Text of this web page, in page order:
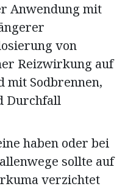
Anwendung mit
von
Reizwirkung auf
mit Sodbrennen,
Durchfall
haben oder bei
sollte auf
verzichtet